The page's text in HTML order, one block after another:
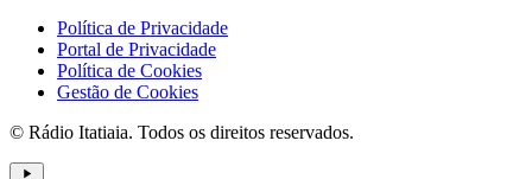
Política de Privacidade
Portal de Privacidade
Política de Cookies
Gestão de Cookies
© Rádio Itatiaia. Todos os direitos reservados.